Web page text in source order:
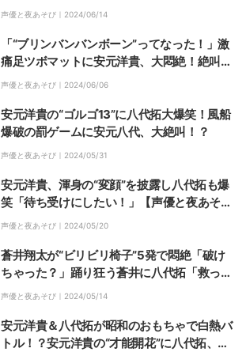
ジオ爆笑の嵐
声優と夜あそび｜ 2024/06/14
「“ブリンバンバンボーン”ってなった！」激
痛足ツボマットに安元洋貴、大悶絶！絶叫ボ
イスに八代拓「バラエティで聞く響きじゃな
声優と夜あそび｜ 2024/06/06
安元洋貴の“ゴルゴ13”に八代拓大爆笑！風船
爆破の罰ゲームに安元八代、大絶叫！？
声優と夜あそび｜ 2024/05/31
安元洋貴、渾身の“変顔”を披露し八代拓も爆
笑「待ち受けにしたい！」【声優と夜あそ
び】
声優と夜あそび｜ 2024/05/20
蒼井翔太が“ビリビリ椅子”5発で悶絶「破け
ちゃった？」踊り狂う蒼井に八代拓「救って
ぇ！」【声優と夜あそび】
声優と夜あそび｜ 2024/05/14
安元洋貴＆八代拓が昭和のおもちゃで白熱バ
トル！？安元洋貴の“才能開花”に八代拓、呆